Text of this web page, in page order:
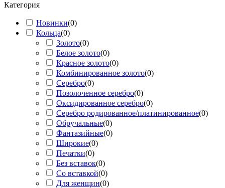
Категория
Новинки(0)
Кольца(0)
Золото(0)
Белое золото(0)
Красное золото(0)
Комбинированное золото(0)
Серебро(0)
Позолоченное серебро(0)
Оксидированное серебро(0)
Серебро родированное/платинированное(0)
Обручальные(0)
Фантазийные(0)
Широкие(0)
Печатки(0)
Без вставок(0)
Со вставкой(0)
Для женщин(0)